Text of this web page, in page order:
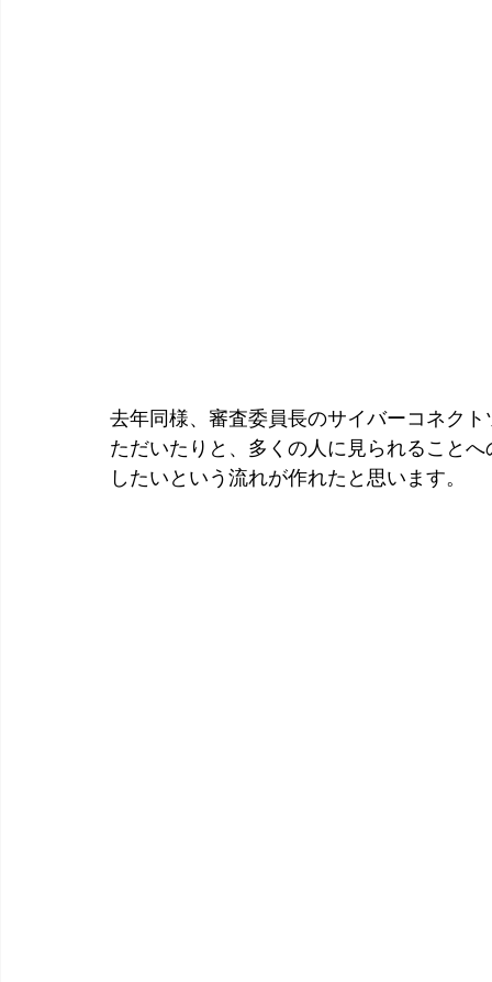
去年同様、審査委員長のサイバーコネク
ただいたりと、多くの人に見られること
したいという流れが作れたと思います。